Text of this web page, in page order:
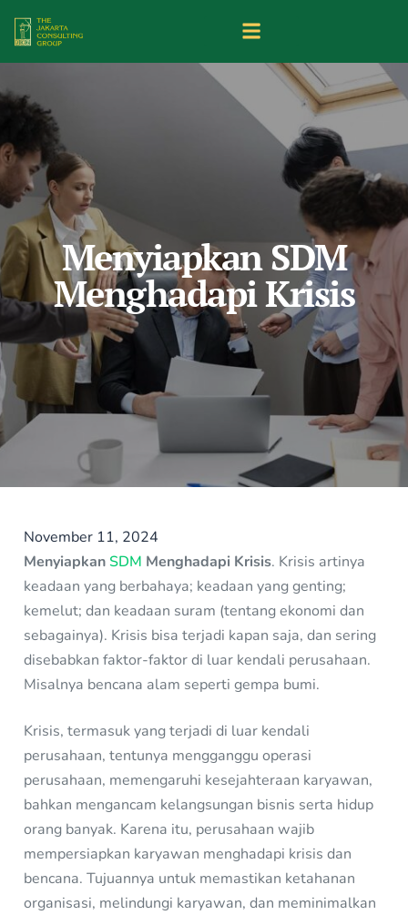
Menyiapkan SDM
Menghadapi Krisis
November 11, 2024
MenyiapkanSDM Menghadapi Krisis. Krisis artinya
keadaan yang berbahaya; keadaan yang genting;
kemelut; dan keadaan suram (tentang ekonomi dan
sebagainya). Krisis bisa terjadi kapan saja, dan sering
disebabkan faktor-faktor di luar kendali perusahaan.
Misalnya bencana alam seperti gempa bumi.
Krisis, termasuk yang terjadi di luar kendali
perusahaan, tentunya mengganggu operasi
perusahaan, memengaruhi kesejahteraan karyawan,
bahkan mengancam kelangsungan bisnis serta hidup
orang banyak. Karena itu, perusahaan wajib
mempersiapkan karyawan menghadapi krisis dan
bencana. Tujuannya untuk memastikan ketahanan
organisasi, melindungi karyawan, dan meminimalkan